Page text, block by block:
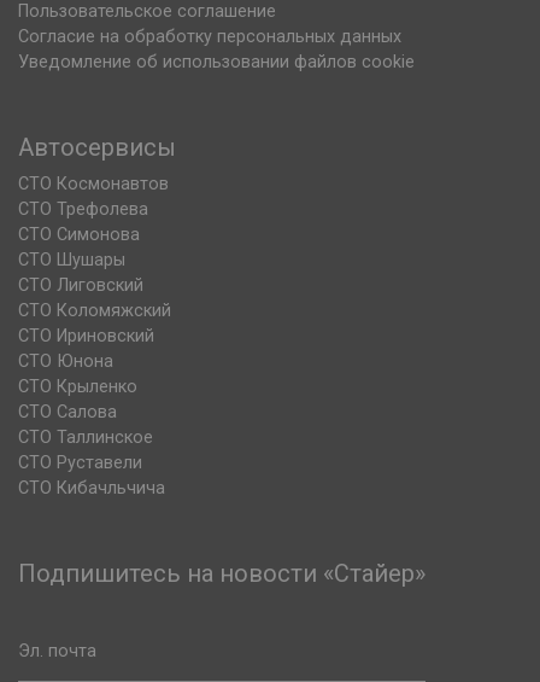
Пользовательское соглашение
Согласие на обработку персональных данных
Уведомление об использовании файлов cookie
Автосервисы
СТО Космонавтов
СТО Трефолева
СТО Симонова
СТО Шушары
СТО Лиговский
СТО Коломяжский
СТО Ириновский
СТО Юнона
СТО Крыленко
СТО Салова
СТО Таллинское
СТО Руставели
СТО Кибачльчича
Подпишитесь на новости «Стайер»
Эл. почта